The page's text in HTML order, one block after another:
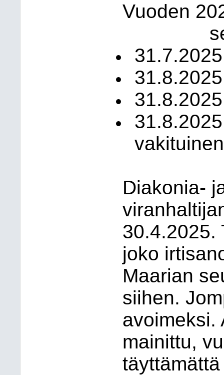
Vuoden
Diakonia-
30.4.2025.
joko
Maarian
siihen.
avoimeksi.
mainittu,